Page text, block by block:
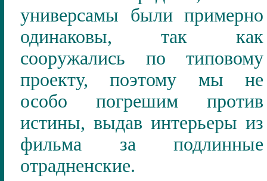
универсамы были примерно
одинаковы, так как
сооружались по типовому
проекту, поэтому мы не
особо погрешим против
истины, выдав интерьеры из
фильма за подлинные
отрадненские.